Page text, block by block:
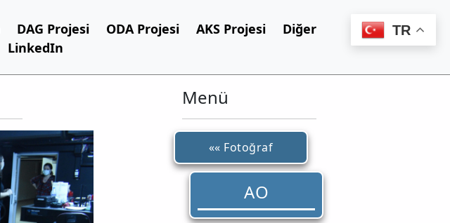
DAG Projesi ODA Projesi AKS Projesi
Diğer
LinkedIn
Menü
«« Fotoğraf
AO
TR